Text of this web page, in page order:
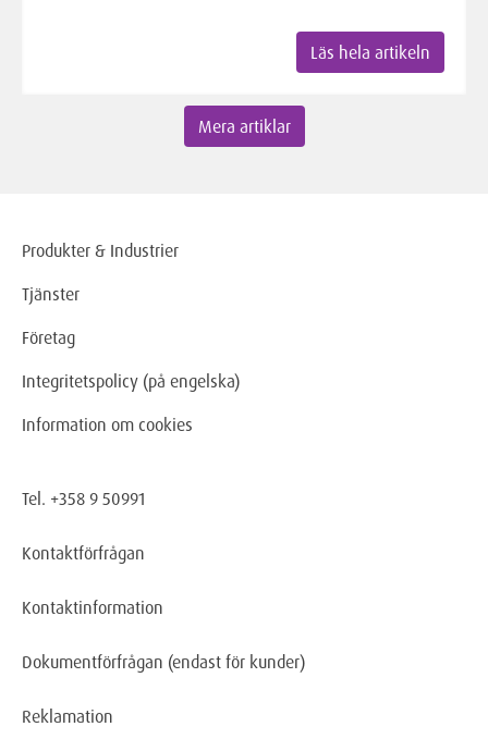
Läs hela artikeln
Mera artiklar
Produkter & Industrier
Tjänster
Företag
Integritetspolicy (på engelska)
Information om cookies
Tel. +358 9 50991
Kontaktförfrågan
Kontaktinformation
Dokumentförfrågan (endast för kunder)
Reklamation